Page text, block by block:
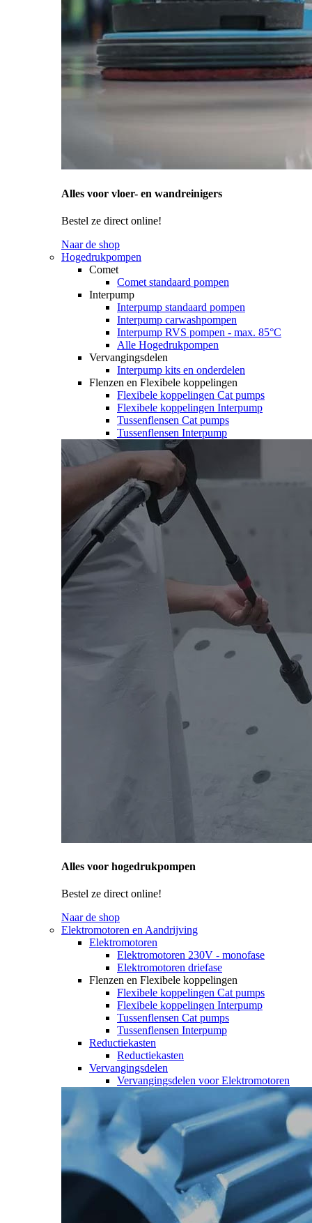
Alles voor vloer- en wandreinigers
Bestel ze direct online!
Naar de shop
Hogedrukpompen
Comet
Comet standaard pompen
Interpump
Interpump standaard pompen
Interpump carwashpompen
Interpump RVS pompen - max. 85°C
Alle Hogedrukpompen
Vervangingsdelen
Interpump kits en onderdelen
Flenzen en Flexibele koppelingen
Flexibele koppelingen Cat pumps
Flexibele koppelingen Interpump
Tussenflensen Cat pumps
Tussenflensen Interpump
Alles voor hogedrukpompen
Bestel ze direct online!
Naar de shop
Elektromotoren en Aandrijving
Elektromotoren
Elektromotoren 230V - monofase
Elektromotoren driefase
Flenzen en Flexibele koppelingen
Flexibele koppelingen Cat pumps
Flexibele koppelingen Interpump
Tussenflensen Cat pumps
Tussenflensen Interpump
Reductiekasten
Reductiekasten
Vervangingsdelen
Vervangingsdelen voor Elektromotoren